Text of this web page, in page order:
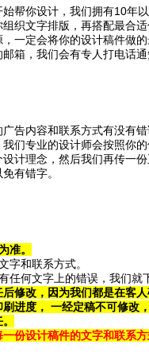
帮你设计，我们拥有10年
织文字排版，再搭配最合
一定会将你的设计稿件做
箱，我们会有专人打电话
告内容和联系方式有没有
们专业的设计师会按照你
计理念，然后我们再传一
有错字。
准。
字和联系方式。
任何文字上的错误，我们就
修改，因为我们都是在客
进度， 一经定稿不可修改
一份设计稿件的文字和联系